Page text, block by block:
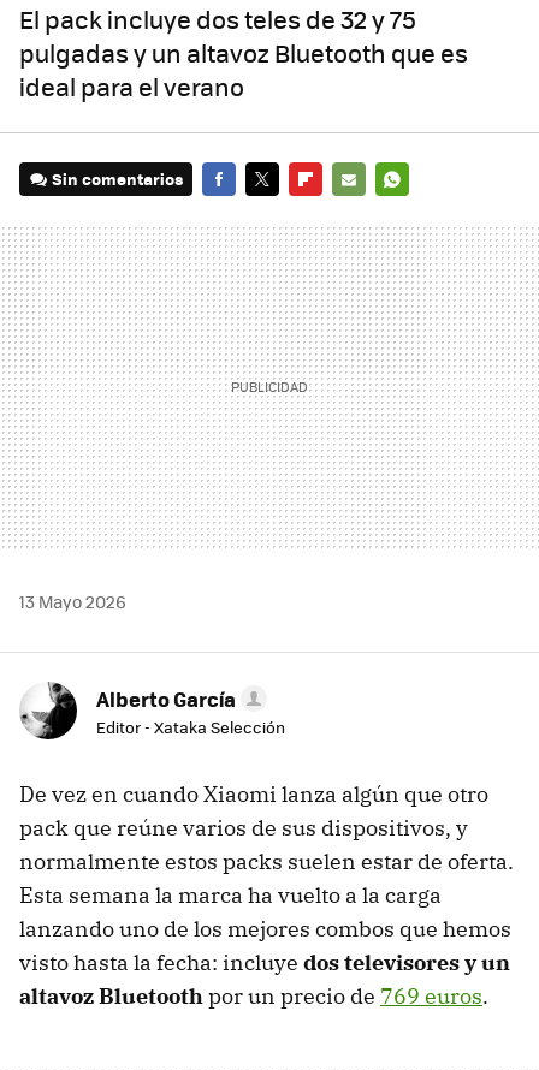
El pack incluye dos teles de 32 y 75
pulgadas y un altavoz Bluetooth que es
ideal para el verano
Sin comentarios
MAIL
13 Mayo 2026
Alberto García
Editor - Xataka Selección
De vez en cuando Xiaomi lanza algún que otro
pack que reúne varios de sus dispositivos, y
normalmente estos packs suelen estar de oferta.
Esta semana la marca ha vuelto a la carga
lanzando uno de los mejores combos que hemos
visto hasta la fecha: incluye dos televisores y un
altavoz Bluetoothpor un precio de 769 euros.